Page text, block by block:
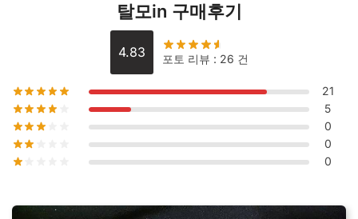
탈모in 구매후기
4.83 포토 리뷰 : 26 건
21
5
0
0
0